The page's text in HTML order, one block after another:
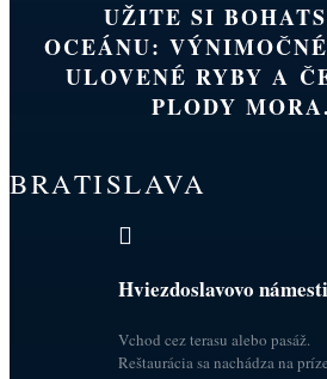
UŽITE SI
OCEÁNU:
ULOVENÉ RYBY A
PLODY MORA.
BRATISLAVA

Hviezdoslavovo
Vchod cez terasu alebo pasáž.
Reštaurácia sa nachádza na